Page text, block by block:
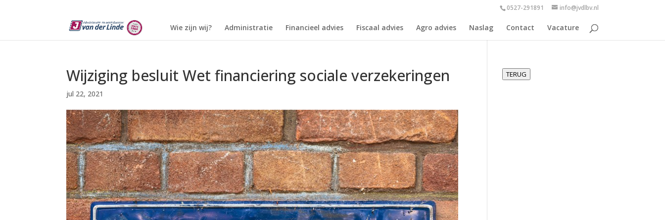
0527-291891 info@jvdlbv.nl
Wie zijn wij? Administratie Financieel advies Fiscaal advies Agro advies Naslag Contact Vacature
Wijziging besluit Wet financiering sociale verzekeringen
jul 22, 2021
TERUG